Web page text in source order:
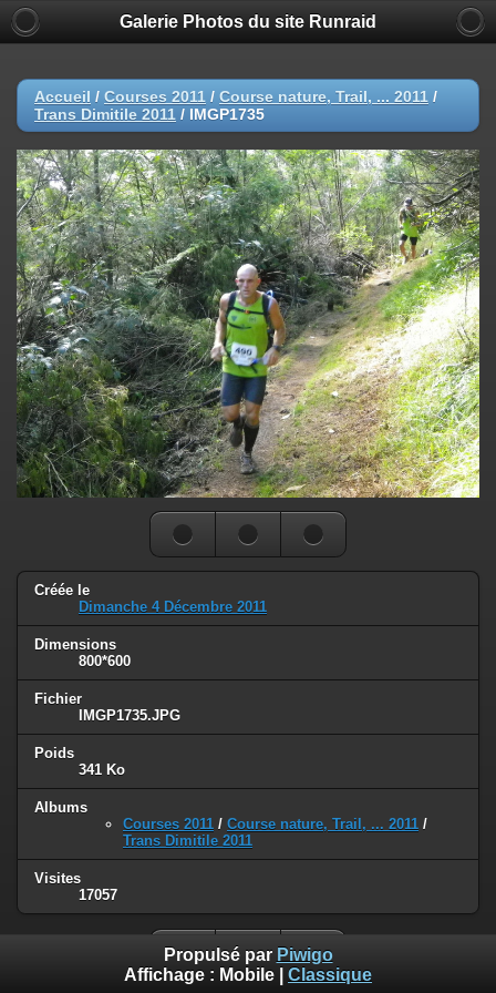
Galerie Photos du site Runraid
Accueil / Courses 2011 / Course nature, Trail, ... 2011 /
Trans Dimitile 2011 / IMGP1735
Créée le
Dimanche 4 Décembre 2011
Dimensions
800*600
Fichier
IMGP1735.JPG
Poids
341 Ko
Albums
Courses 2011 / Course nature, Trail, ... 2011 /
Trans Dimitile 2011
Visites
17057
Propulsé par Piwigo
Affichage : Mobile Classique